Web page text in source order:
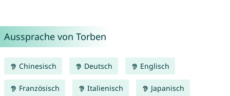
Aussprache von Torben
Chinesisch Deutsch Englisch
Französisch Italienisch Japanisch